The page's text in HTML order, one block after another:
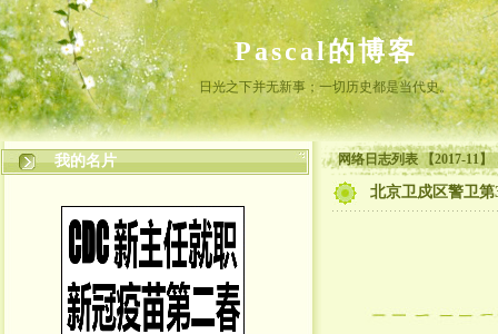
Pascal的博客
日光之下并无新事；一切历史都是当代史。
我的名片 网络日志列表 【2017-11】
北京卫戍区警卫